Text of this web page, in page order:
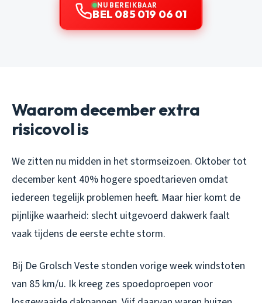
NU BEREIKBAAR
BEL 085 019 06 01
Waarom december extra
risicovol is
We zitten nu midden in het stormseizoen. Oktober tot
december kent 40% hogere spoedtarieven omdat
iedereen tegelijk problemen heeft. Maar hier komt de
pijnlijke waarheid: slecht uitgevoerd dakwerk faalt
vaak tijdens de eerste echte storm.
Bij De Grolsch Veste stonden vorige week windstoten
van 85 km/u. Ik kreeg zes spoedoproepen voor